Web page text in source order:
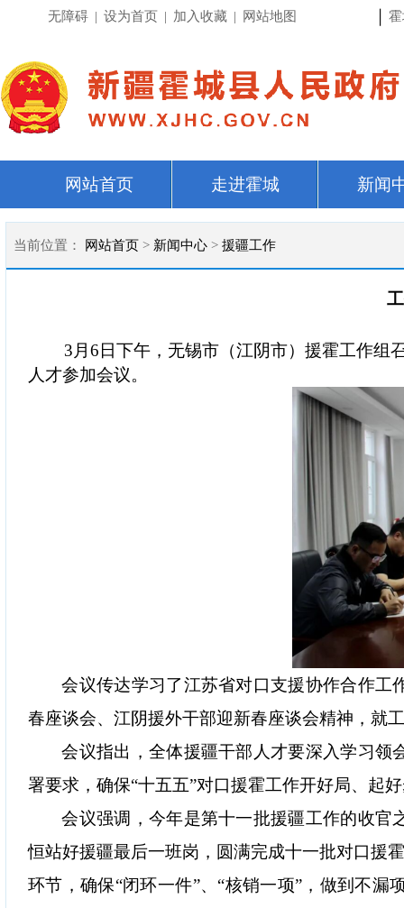
无障碍 | 设为首页 | 加入收藏 | 网站地图
网站首页 走进霍城 新闻
当前位置： 网站首页 > 新闻中心 > 援疆工作
3 月 6 日下午，无锡市（江阴市）援霍工作组
人才参加会议。
会议传达学习了江苏省对口支援协作合作工
春座谈会、江阴援外干部迎新春座谈会精神，就
会议指出，全体援疆干部人才要深入学习领
署要求，确保“十五五”对口援霍工作开好局、起
会议强调，今年是第十一批援疆工作的收官
恒站好援疆最后一班岗，圆满完成十一批对口援
环节，确保“闭环一件”、 “核销一项” ，做到不漏